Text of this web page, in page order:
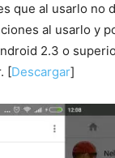
que al usarlo no
al usarlo y
2.3 o
[Descargar]